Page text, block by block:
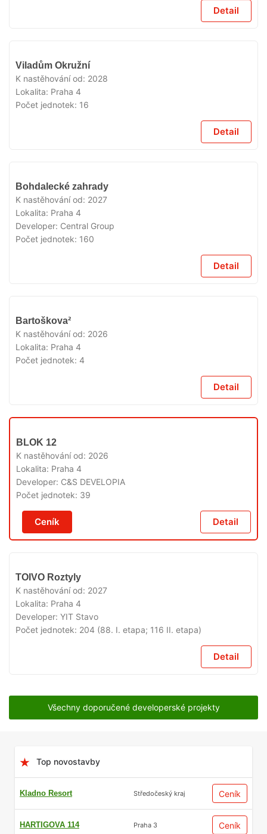
Detail
Viladům Okružní
K nastěhování od: 2028
Lokalita: Praha 4
Počet jednotek: 16
Detail
Bohdalecké zahrady
K nastěhování od: 2027
Lokalita: Praha 4
Developer: Central Group
Počet jednotek: 160
Detail
Bartoškova²
K nastěhování od: 2026
Lokalita: Praha 4
Počet jednotek: 4
Detail
BLOK 12
K nastěhování od: 2026
Lokalita: Praha 4
Developer: C&S DEVELOPIA
Počet jednotek: 39
Ceník Detail
TOIVO Roztyly
K nastěhování od: 2027
Lokalita: Praha 4
Developer: YIT Stavo
Počet jednotek: 204 (88. I. etapa; 116 II. etapa)
Detail
Všechny doporučené developerské projekty
Top novostavby
Kladno Resort Středočeský kraj Ceník
HARTIGOVA 114 Praha 3 Ceník